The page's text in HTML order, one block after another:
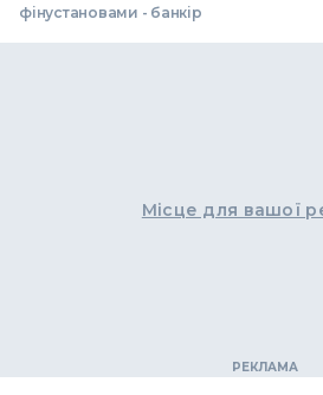
фінустановами - банкір
Місце для вашої